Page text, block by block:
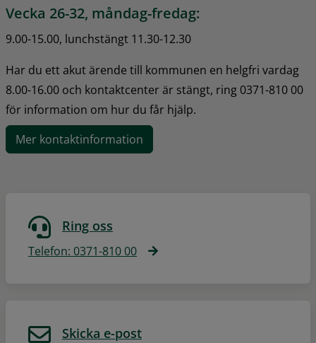
Vecka 26-32, måndag-fredag:
9.00-15.00, lunchstängt 11.30-12.30
Har du ett akut ärende till kommunen en helgfri vardag
8.00-16.00 och kontaktcenter är stängt, ring 0371-810 00
för information om hur du får hjälp.
Mer kontaktinformation
Ring oss
Telefon: 0371-810 00
Skicka e-post